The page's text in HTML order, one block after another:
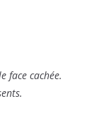
face cachée.